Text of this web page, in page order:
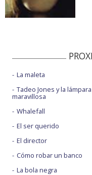
La maleta
Tadeo Jones y la lámpara
maravillosa
Whalefall
El ser querido
El director
Cómo robar un banco
La bola negra